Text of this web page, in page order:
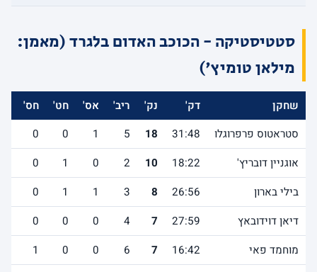
סטטיסטיקה - הכוכב האדום בלגרד (מאמן:
מילאן טומיץ')
שחקן דק' נק' ריב' אס' חט' חס'
סטראטוס פרפרוגלו
31:48
18
5
1
0
0
אוגניין דובריץ'
18:22
10
2
0
1
0
בילי בארון
26:56
8
3
1
1
0
דיאן דוידובאץ
27:59
7
4
0
0
0
מוחמד פאי
16:42
7
6
0
0
1